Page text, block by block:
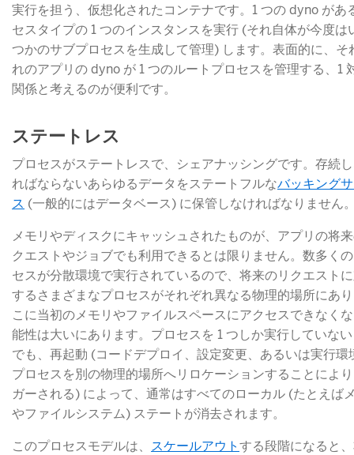
実行を担う、仮想化されたコンテナです。1 つの dyno があ
セスタイプの 1 つのインスタンスを実行 (それ自体が今度は
つかのサブプロセスを生成して管理) します。表面的に、そ
れのアプリの dyno が 1 つのルートプロセスを管理する、1
関係と考えるのが便利です。
ステートレス
プロセスがステートレスで、シェアナッシングです。存続
ればならないあらゆるデータをステートフルなバッキング
ス (一般的にはデータベース) に保管しなければなりません
メモリやディスクにキャッシュされたものが、アプリの将
クエストやジョブでも利用できるとは限りません。数多く
セスが分散環境で実行されているので、将来のリクエスト
するさまざまなプロセスがそれぞれ異なる物理的場所にあ
こに当初のメモリやファイルスペースにアクセスできなく
能性は大いにあります。プロセスを 1 つしか実行していな
でも、再起動 (コードデプロイ、設定変更、あるいは実行環
プロセスを別の物理的場所へリロケーションすることによ
ガーされる) によって、通常はすべてのローカル (たとえば
やファイルシステム) ステートが消去されます。
このプロセスモデルは、 スケールアウトする段階になると